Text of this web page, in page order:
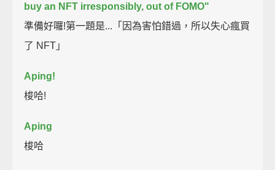
buy an NFT irresponsibly, out of FOMO"
準備好囉!第一題是...「因為害怕錯過，所以失心瘋買
了 NFT」
Aping!
梭哈!
Aping
梭哈